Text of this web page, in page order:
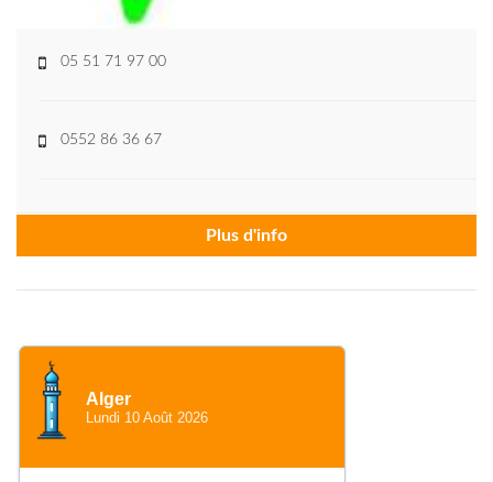
05 51 71 97 00
0552 86 36 67
Plus d'info